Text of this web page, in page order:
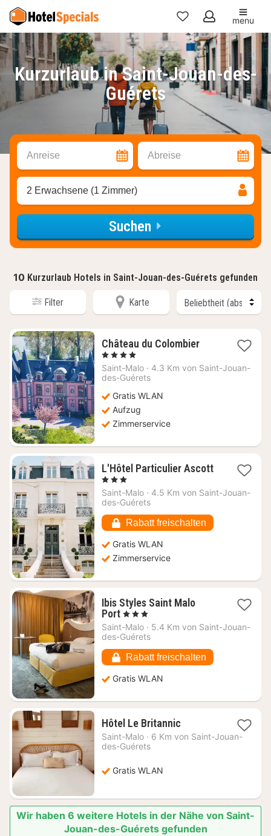
Meine
Favoriten
menu
Kurzurlaub in Saint-Jouan-des-
Guérets
Anreise Abreise
2 Erwachsene (1 Zimmer)
Suchen
10 Kurzurlaub Hotels in Saint-Jouan-des-Guérets gefunden
Filter Karte
Château du Colombier1
ab
, 4 Sterne
Saint-Malo · 4.3 Km von Saint-Jouan-
des-Guérets
Gratis WLAN
Aufzug
Zimmerservice
L'Hôtel Particulier Ascott
1
Nacht
ab
€
, 3 Sterne
Saint-Malo · 4.5 Km von Saint-Jouan-
des-Guérets
Rabatt freischalten
Gratis WLAN
Zimmerservice
Ibis Styles Saint Malo
Port1
Nacht
ab
€
, 3 Sterne
Saint-Malo · 5.4 Km von Saint-Jouan-
des-Guérets
Rabatt freischalten
Gratis WLAN
Hôtel Le Britannic1
Nacht
Saint-Malo · 6 Km von Saint-Jouan-
des-Guérets
Gratis WLAN
Wir haben 6 weitere Hotels in der Nähe von Saint-
Jouan-des-Guérets gefunden